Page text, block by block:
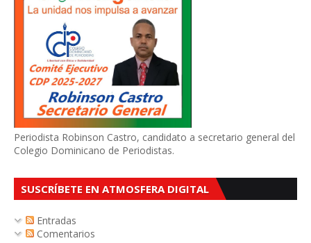
Periodista Robinson Castro, candidato a secretario general del
Colegio Dominicano de Periodistas.
SUSCRÍBETE EN ATMOSFERA DIGITAL
Entradas
Comentarios